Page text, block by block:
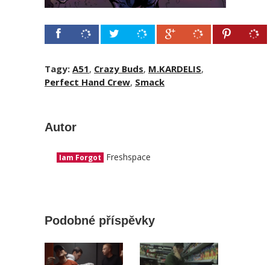
Tagy: A51, Crazy Buds, M.KARDELIS,
Perfect Hand Crew, Smack
Autor
Iam Forgot Freshspace
Podobné příspěvky